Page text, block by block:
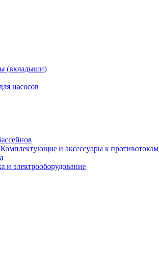
(вкладыши)
насосов
Комплектующие и аксессуары к противотокам
и электрооборудование